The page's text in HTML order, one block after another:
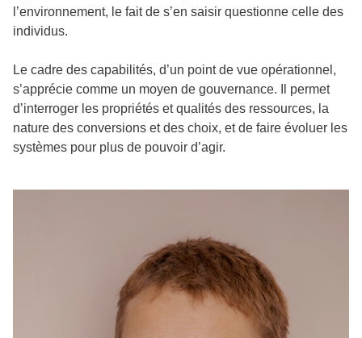
l’environnement, le fait de s’en saisir questionne celle des
individus.
Le cadre des capabilités, d’un point de vue opérationnel,
s’apprécie comme un moyen de gouvernance. Il permet
d’interroger les propriétés et qualités des ressources, la
nature des conversions et des choix, et de faire évoluer les
systèmes pour plus de pouvoir d’agir.